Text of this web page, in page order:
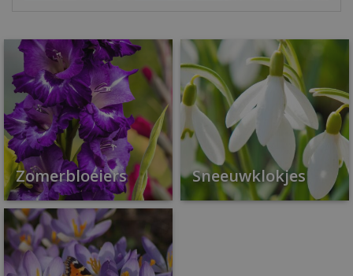
Zomerbloeiers Sneeuwklokjes